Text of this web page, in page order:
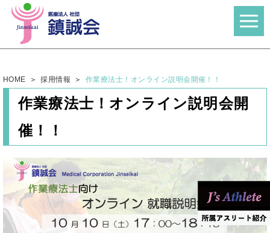
HOME 採用情報 作業療法士！オンライン説明会開催！！
作業療法士！オンライン説明会開
催！！